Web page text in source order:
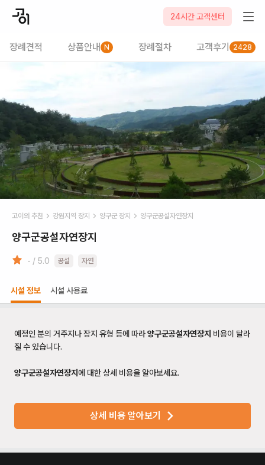
24시간 고객센터
장례견적 상품안내 N 장례절차 고객후기 2428
고이의 추천 강원지역 장지 양구군 장지 양구군공설자연장지
양구군공설자연장지
- / 5.0 공설 자연
시설 정보 시설 사용료
예정인 분의 거주지나 장지 유형 등에 따라양구군공설자연장지 비용이 달라
질 수 있습니다.
양구군공설자연장지에 대한 상세 비용을 알아보세요.
상세 비용 알아보기